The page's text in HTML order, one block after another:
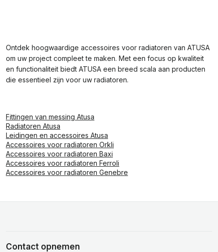
Ontdek hoogwaardige accessoires voor radiatoren van ATUSA
om uw project compleet te maken. Met een focus op kwaliteit
en functionaliteit biedt ATUSA een breed scala aan producten
die essentieel zijn voor uw radiatoren.
Fittingen van messing Atusa
Radiatoren Atusa
Leidingen en accessoires Atusa
Accessoires voor radiatoren Orkli
Accessoires voor radiatoren Baxi
Accessoires voor radiatoren Ferroli
Accessoires voor radiatoren Genebre
Contact opnemen